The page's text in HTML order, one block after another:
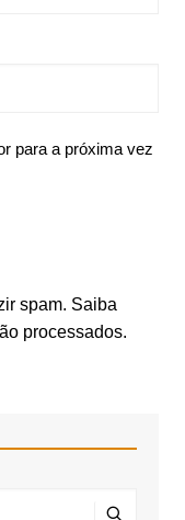
para a próxima vez
spam. Saiba
processados.